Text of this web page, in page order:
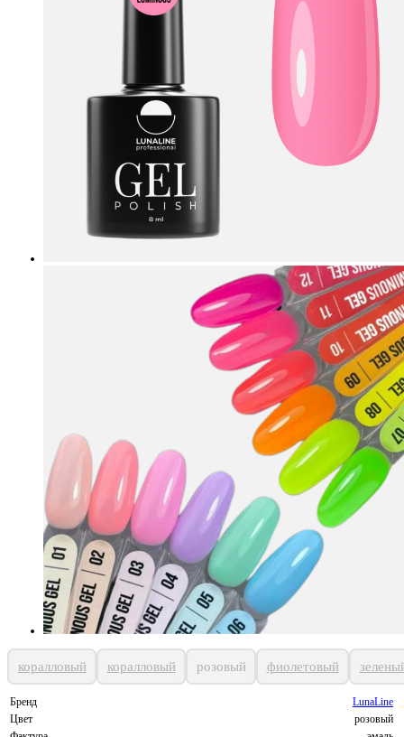
коралловый коралловый розовый фиолетовый
Бренд
LunaLine
Цвет
розовый